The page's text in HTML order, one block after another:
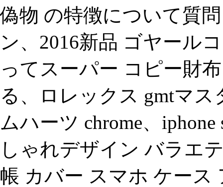
偽物 の特徴について質
ン、2016新品 ゴヤール
ってスーパー コピー財
る、ロレックス gmtマス
ムハーツ chrome、
しゃれデザイン バラエ
帳 カバー スマホ ケース